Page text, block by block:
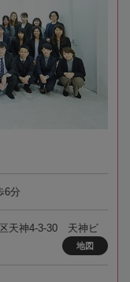
6分
天神4-3-30 天神ビ
地図